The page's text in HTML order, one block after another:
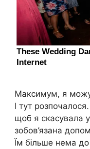
Максимум, я можу
І тут
щоб я скасувала
зобов’язана
Їм більше нема